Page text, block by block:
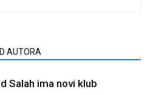
AUTORA
Salah ima novi klub